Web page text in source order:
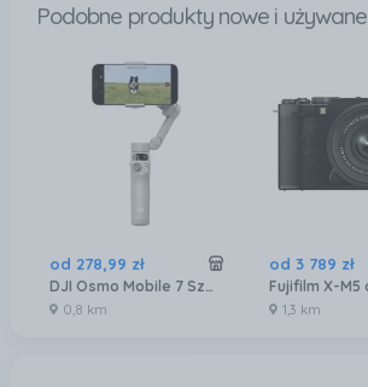
Podobne produkty nowe i używane
od 278,99 zł
DJI Osmo Mobile 7 Szary
0,8 km
od 3 789 zł
1,3 km